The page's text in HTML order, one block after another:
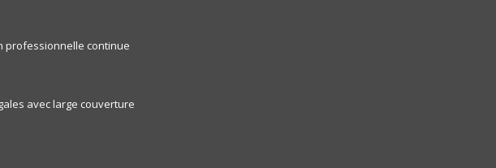
professionnelle continue
avec large couverture